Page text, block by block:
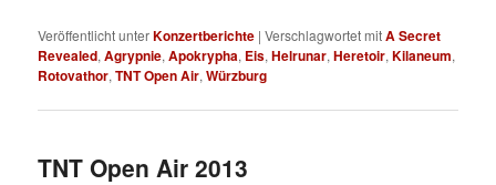
Veröffentlicht unterKonzertberichte |Verschlagwortet mitA Secret
Revealed,Agrypnie,Apokrypha, Eis,Helrunar,Heretoir,Kilaneum,
Rotovathor,TNT Open Air,Würzburg
TNT Open Air 2013